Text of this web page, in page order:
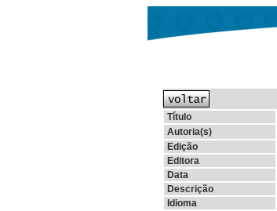
Título
Autoria(s)
Edição
Editora
Data
Descrição
Idioma